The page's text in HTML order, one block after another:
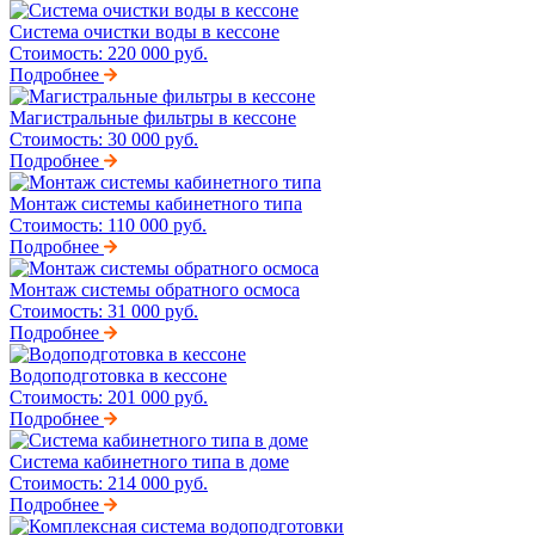
Система очистки воды в кессоне
Стоимость: 220 000 руб.
Подробнее
Магистральные фильтры в кессоне
Стоимость: 30 000 руб.
Подробнее
Монтаж системы кабинетного типа
Стоимость: 110 000 руб.
Подробнее
Монтаж системы обратного осмоса
Стоимость: 31 000 руб.
Подробнее
Водоподготовка в кессоне
Стоимость: 201 000 руб.
Подробнее
Система кабинетного типа в доме
Стоимость: 214 000 руб.
Подробнее